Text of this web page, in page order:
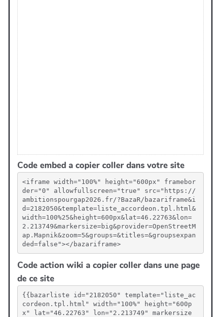
Code embed a copier coller dans votre site
<iframe width="100%" height="600px" framebor
der="0" allowfullscreen="true" src="https://
ambitionspourgap2026.fr/?BazaR/bazariframe&i
d=2182050&template=liste_accordeon.tpl.html&
width=100%25&height=600px&lat=46.22763&lon=
2.213749&markersize=big&provider=OpenStreetM
ap.Mapnik&zoom=5&groups=&titles=&groupsexpan
ded=false"></bazariframe>
Code action wiki a copier coller dans une page
de ce site
{{bazarliste id="2182050" template="liste_ac
cordeon.tpl.html" width="100%" height="600p
x" lat="46.22763" lon="2.213749" markersize